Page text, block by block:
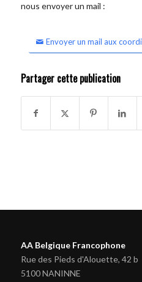
nous envoyer un mail :
Envoyer un mail aux
Partager cette publication
AA Belgique Francophone
Rue des Pieds d'Alouette, 42 b
5100 NANINNE